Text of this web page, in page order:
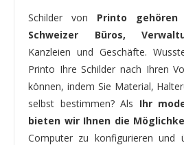
Schilder von Printo
Schweizer Büros,
Kanzleien und Geschäfte.
Printo Ihre Schilder nach Ihren
können, indem Sie Material,
selbst bestimmen? Als Ihr
bieten wir Ihnen die
Computer zu konfigurieren und